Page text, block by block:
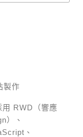
製作
RWD（響應
）、
、